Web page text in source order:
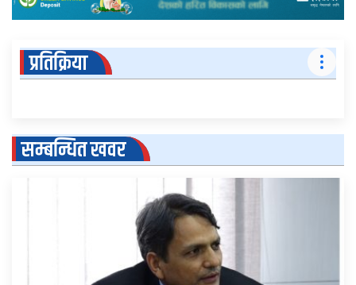
प्रतिक्रिया
सम्बन्धित खवर